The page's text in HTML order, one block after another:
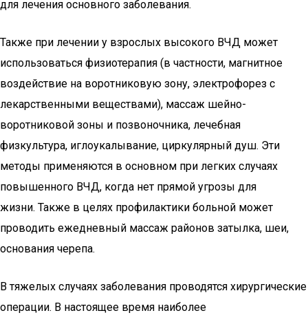
для лечения основного заболевания.
Также при лечении у взрослых высокого ВЧД может
использоваться физиотерапия (в частности, магнитное
воздействие на воротниковую зону, электрофорез с
лекарственными веществами), массаж шейно-
воротниковой зоны и позвоночника, лечебная
физкультура, иглоукалывание, циркулярный душ. Эти
методы применяются в основном при легких случаях
повышенного ВЧД, когда нет прямой угрозы для
жизни. Также в целях профилактики больной может
проводить ежедневный массаж районов затылка, шеи,
основания черепа.
В тяжелых случаях заболевания проводятся хирургические
операции. В настоящее время наиболее